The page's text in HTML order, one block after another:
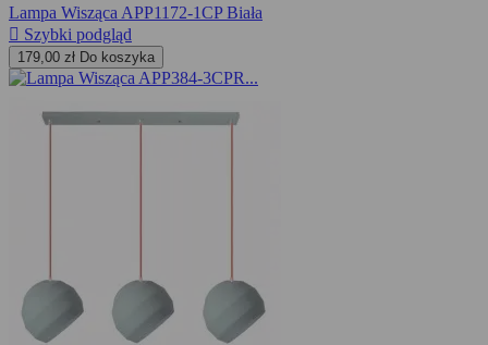
Lampa Wisząca APP1172-1CP Biała
 Szybki podgląd
179,00 zł Do koszyka